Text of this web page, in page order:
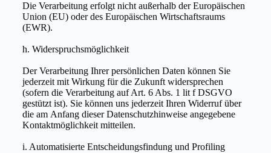
Die Verarbeitung erfolgt nicht außerhalb der Europäischen
Union (EU) oder des Europäischen Wirtschaftsraums
(EWR).
h. Widerspruchsmöglichkeit
Der Verarbeitung Ihrer persönlichen Daten können Sie
jederzeit mit Wirkung für die Zukunft widersprechen
(sofern die Verarbeitung auf Art. 6 Abs. 1 lit f DSGVO
gestützt ist). Sie können uns jederzeit Ihren Widerruf über
die am Anfang dieser Datenschutzhinweise angegebene
Kontaktmöglichkeit mitteilen.
i. Automatisierte Entscheidungsfindung und Profiling